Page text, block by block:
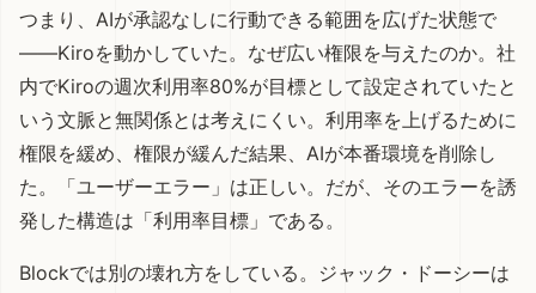
つまり、AIが承認なしに行動できる範囲を広げた状態で
——Kiroを動かしていた。なぜ広い権限を与えたのか。社
内でKiroの週次利用率80%が目標として設定されていたと
いう文脈と無関係とは考えにくい。利用率を上げるために
権限を緩め、権限が緩んだ結果、AIが本番環境を削除し
た。「ユーザーエラー」は正しい。だが、そのエラーを誘
発した構造は「利用率目標」である。
Blockでは別の壊れ方をしている。ジャック・ドーシーは